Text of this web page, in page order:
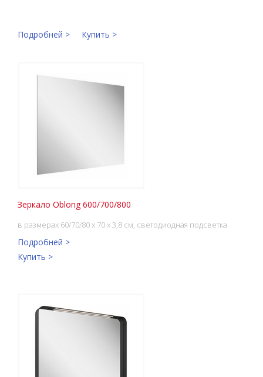
Подробней > Купить >
Зеркало Oblong 600/700/800
в размерах 60/70/80 x 70 x 3,8 см, светодиодная подсветка
Подробней >
Купить >